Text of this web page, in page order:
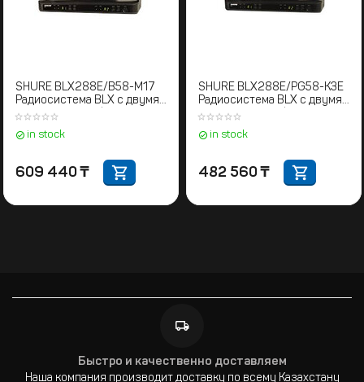
SHURE BLX288E/B58-M17
Радиосистема BLX с двумя
ручными микрофонами
in stock
609 440 ₸
SHURE BLX288E/PG58-K3E
Радиосистема BLX с двумя
ручными микрофонами
PG58 606-630 MHz
in stock
482 560 ₸
Быстро и качественно доставляем
Наша компания производит доставку по всему Казахстану